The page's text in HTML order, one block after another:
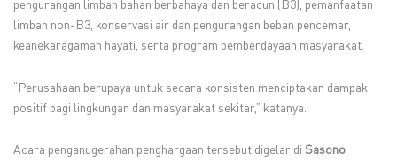
pengurangan limbah bahan berbahaya dan beracun (B3), pemanfaatan
limbah non-B3, konservasi air dan pengurangan beban pencemar,
keanekaragaman hayati, serta program pemberdayaan masyarakat.
“Perusahaan berupaya untuk secara konsisten menciptakan dampak
positif bagi lingkungan dan masyarakat sekitar,” katanya.
Acara penganugerahan penghargaan tersebut digelar di Sasono